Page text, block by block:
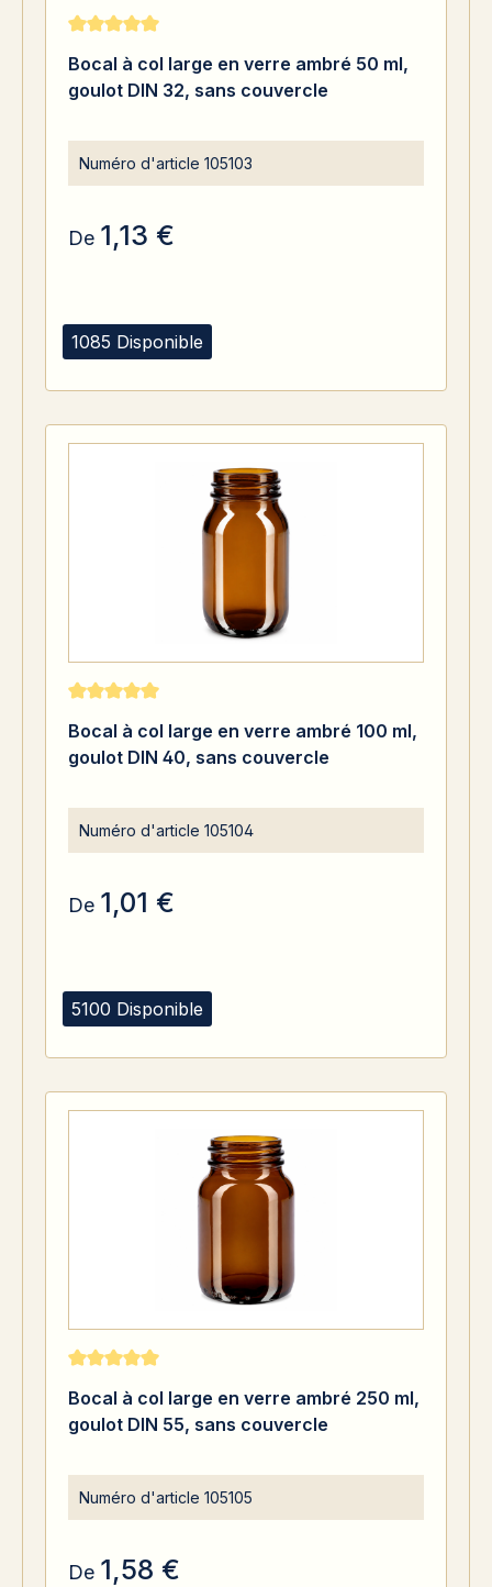
1085 Disponible
Note moyenne de 5 sur 5 étoiles
Bocal à col large en verre ambré 50 ml,
goulot DIN 32, sans couvercle
Numéro d'article 105103
De 1,13 €
5100 Disponible
Note moyenne de 5 sur 5 étoiles
Bocal à col large en verre ambré 100 ml,
goulot DIN 40, sans couvercle
Numéro d'article 105104
De 1,01 €
Note moyenne de 5 sur 5 étoiles
Bocal à col large en verre ambré 250 ml,
goulot DIN 55, sans couvercle
Numéro d'article 105105
De 1,58 €